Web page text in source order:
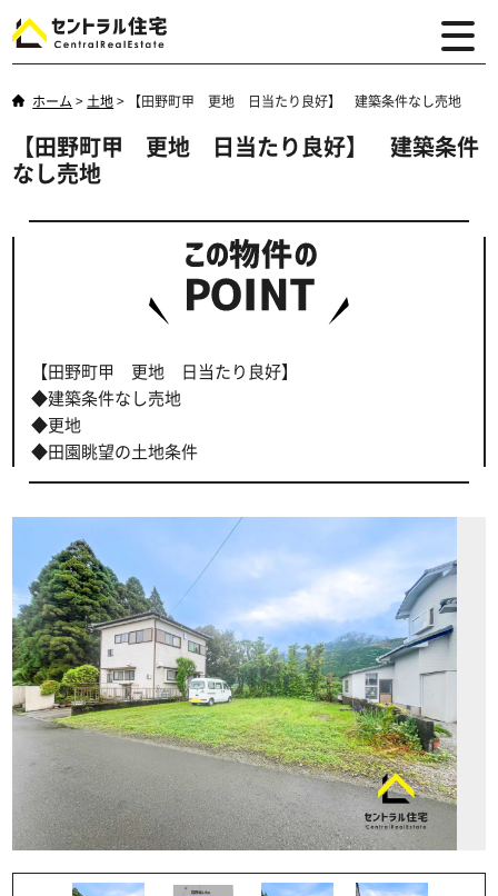
ホーム > 土地> 【田野町甲 更地 日当たり良好】 建築条件なし売地
【田野町甲 更地 日当たり良好】 建築条件
なし売地
【田野町甲 更地 日当たり良好】
◆建築条件なし売地
◆更地
◆田園眺望の土地条件